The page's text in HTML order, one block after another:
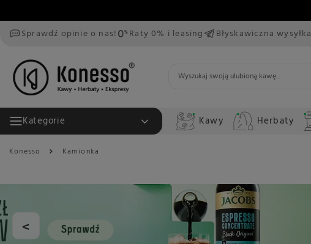
Sprawdź opinie o nas!
Raty 0% i leasing Błyskawiczna wysyłka
Kategorie Kawy Herbaty
Konesso Kamionka
<